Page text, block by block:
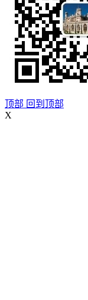
顶部 回到顶部
X